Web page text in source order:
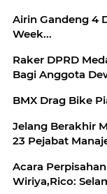
Airin Gandeng 4
Week...
Raker DPRD
Bagi Anggota
BMX Drag Bike
Jelang Berakhir
23 Pejabat
Acara
Wiriya,Rico: